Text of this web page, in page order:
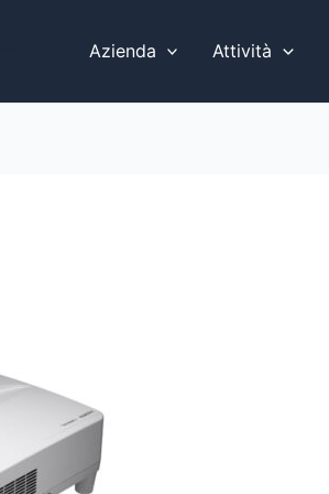
Azienda Attività